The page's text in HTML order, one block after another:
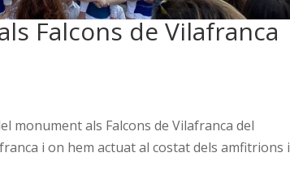
Falcons de Vilafranca
monument als Falcons de Vilafranca del
i on hem actuat al costat dels amfitrions i